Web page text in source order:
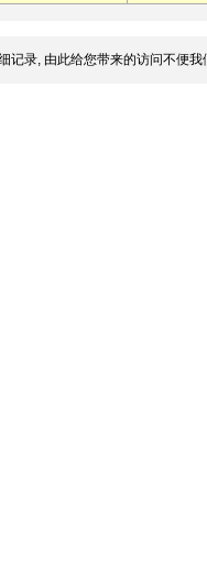
记录, 由此给您带来的访问不便我